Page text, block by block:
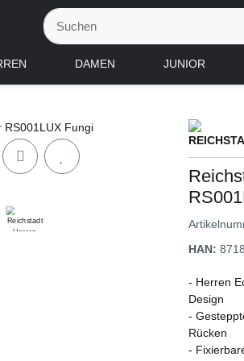
DAMEN JUNIOR
HAN:
- Herren
Design
-
Rücken
-